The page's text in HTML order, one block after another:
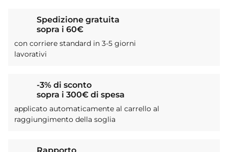
Spedizione gratuita
sopra i 60€
con corriere standard in 3-5 giorni
lavorativi
-3% di sconto
sopra i 300€ di spesa
applicato automaticamente al carrello al
raggiungimento della soglia